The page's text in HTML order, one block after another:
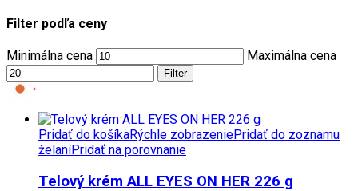
Filter podľa ceny
Minimálna cena Maximálna cena
Filter
Pridať do košíkaRýchle zobrazeniePridať do zoznamu
želaníPridať na porovnanie
Telový krém ALL EYES ON HER 226 g